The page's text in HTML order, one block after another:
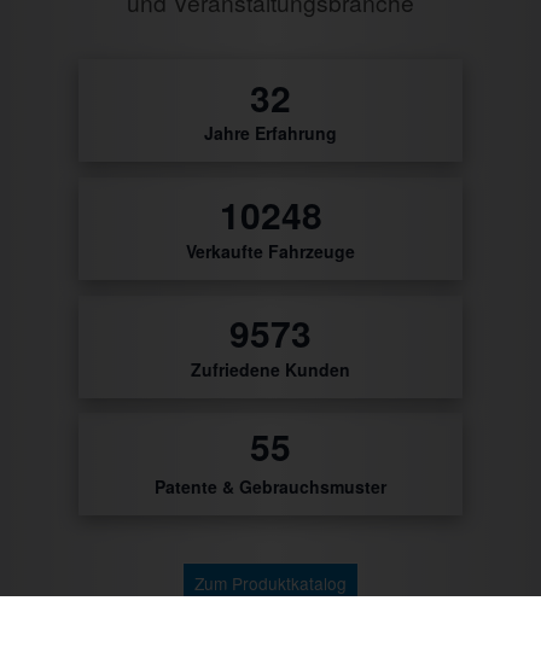
32
Jahre Erfahrung
10486
Verkaufte Fahrzeuge
9795
Zufriedene Kunden
56
Patente & Gebrauchsmuster
Zum Produktkatalog